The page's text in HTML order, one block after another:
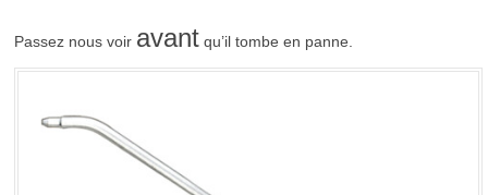
Passez nous voir avantqu’il tombe en panne.